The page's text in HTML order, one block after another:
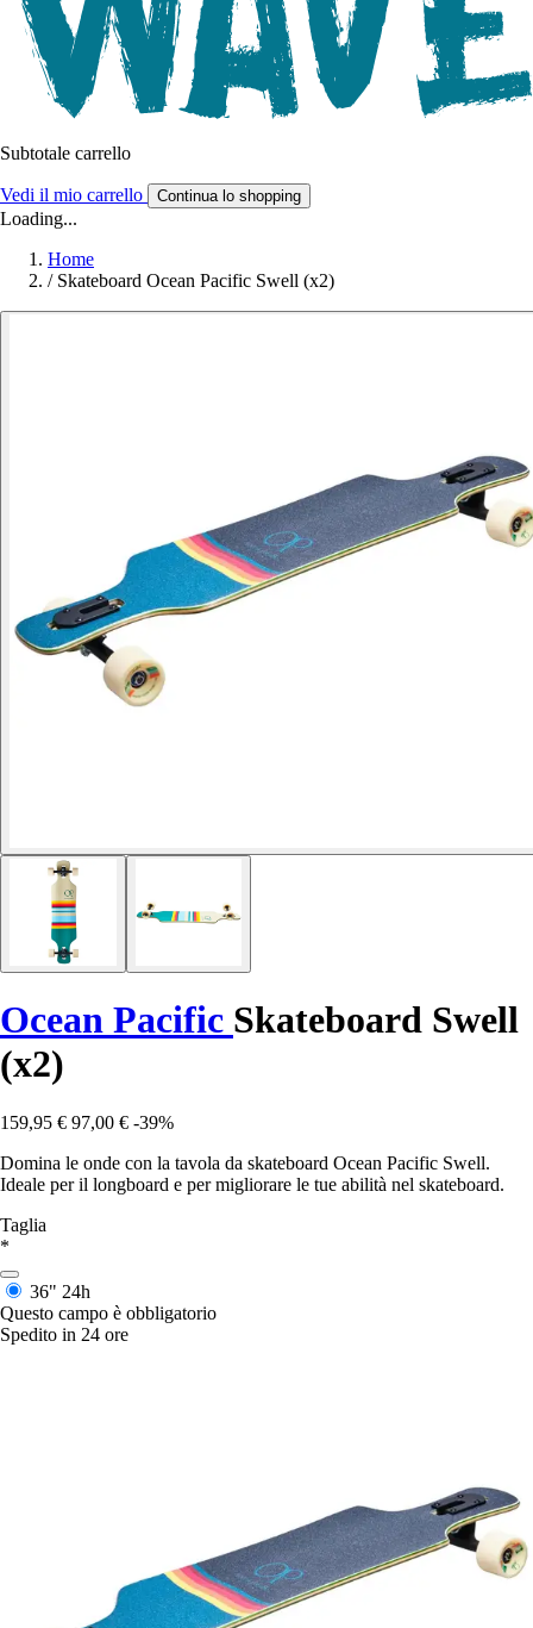
Subtotale carrello
Vedi il mio carrello Continua lo shopping
Loading...
Home
/ Skateboard Ocean Pacific Swell (x2)
Ocean Pacific Skateboard Swell
(x2)
159,95 € 97,00 € -39%
Domina le onde con la tavola da skateboard Ocean Pacific Swell.
Ideale per il longboard e per migliorare le tue abilità nel skateboard.
Taglia
*
36" 24h
Questo campo è obbligatorio
Spedito in 24 ore